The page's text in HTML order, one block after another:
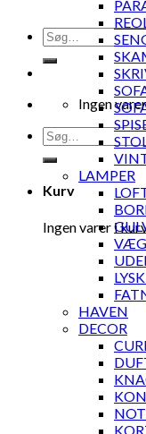
Søg
efter:
Ingen
Søg
efter:
Kurv
Ingen varer i
LAMPER
HAVEN
DECOR